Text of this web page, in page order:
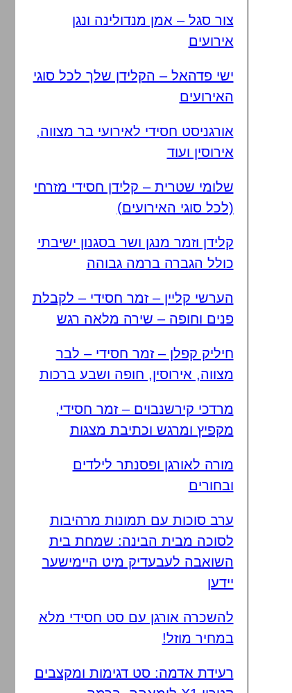
צור סגל – אמן מנדולינה ונגן
אירועים
ישי פדהאל – הקלידן שלך לכל סוגי
האירועים
אורגניסט חסידי לאירועי בר מצווה,
אירוסין ועוד
שלומי שטרית – קלידן חסידי מזרחי
(לכל סוגי האירועים)
קלידן וזמר מנגן ושר בסגנון ישיבתי
כולל הגברה ברמה גבוהה
הערשי קליין – זמר חסידי – לקבלת
פנים וחופה – שירה מלאה רגש
חיליק קפלן – זמר חסידי – לבר
מצווה, אירוסין, חופה ושבע ברכות
מרדכי קירשנבוים – זמר חסידי,
מקפיץ ומרגש וכתיבת מצגות
מורה לאורגן ופסנתר לילדים
ובחורים
ערב סוכות עם תמונות מרהיבות
לסוכה מבית הבינה: שמחת בית
השואבה לעבעדיק מיט היימישער
יידען
להשכרה אורגן עם סט חסידי מלא
במחיר מוזל!
רעידת אדמה: סט דגימות ומקצבים